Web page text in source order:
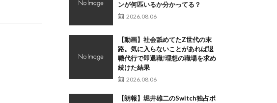
ンが何匹いるか分かってる？
2026.08.06
【動画】社会舐めてたZ世代の末
路。気に入らないことがあれば退
職代行で即退職!理想の職場を求め
続けた結果
2026.08.06
【朗報】堀井雄二のSwitch独占ボ